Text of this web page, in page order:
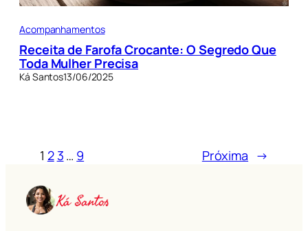
Acompanhamentos
Receita de Farofa Crocante: O Segredo Que
Toda Mulher Precisa
Ká Santos13/06/2025
1 23 … 9 Próxima →